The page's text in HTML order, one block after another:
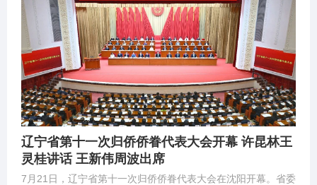
辽宁省第十一次归侨侨眷代表大会开幕 许昆林王
灵桂讲话 王新伟周波出席
7月21日，辽宁省第十一次归侨侨眷代表大会在沈阳开幕。省委